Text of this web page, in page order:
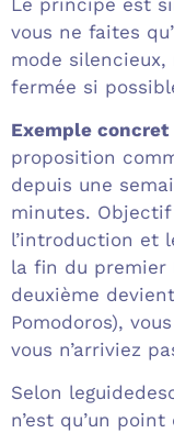
vous ne faites
mode
fermée si
Exemple concret
proposition
depuis une
minutes.
l’introduction et
la fin du premier
deuxième
Pomodoros),
vous n’arriviez
Selon
n’est qu’un